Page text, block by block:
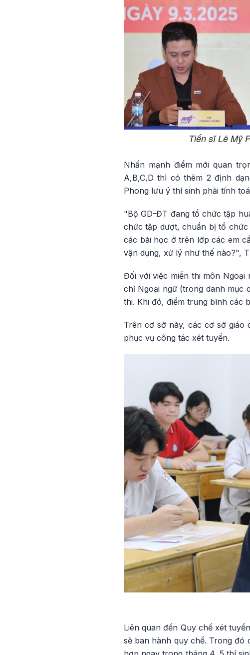
Tiến sĩ Lê Mỹ
Nhấn mạnh điểm mới quan
A,B,C,D thì có thêm 2 định
Phong lưu ý thí sinh phải tính
"Bộ GD-ĐT đang tổ chức tập
chức tập dượt, chuẩn bị tổ
các bài học ở trên lớp các em
vận dụng, xử lý như thế nào?",
Đối với việc miễn thi môn
chỉ Ngoại ngữ (trong danh mục
thi. Khi đó, điểm trung bình các
Trên cơ sở này, các cơ sở giáo
phục vụ công tác xét tuyển.
Liên quan đến Quy chế xét
sẽ ban hành quy chế. Trong đó